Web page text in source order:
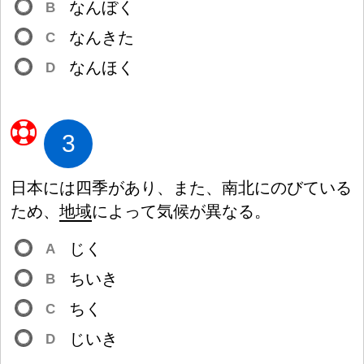
B なんぼく
C なんきた
D なんほく
3
日 本には 四季があり、また、 南北にのびている
ため、 地域によって気候が異なる。
A じく
B ちいき
C ちく
D じいき